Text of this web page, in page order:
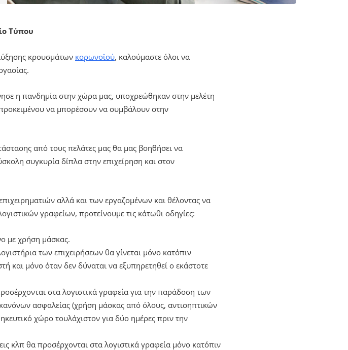
Τύπου
κρουσμάτων κορωνοϊού, καλούμαστε όλοι να
η πανδημία στην χώρα μας, υποχρεώθηκαν στην μελέτη
να μπορέσουν να συμβάλουν στην
από τους πελάτες μας θα μας βοηθήσει να
συγκυρία δίπλα στην επιχείρηση και στον
αλλά και των εργαζομένων και θέλοντας να
γραφείων, προτείνουμε τις κάτωθι οδηγίες:
με χρήση μάσκας.
των επιχειρήσεων θα γίνεται μόνο κατόπιν
και μόνο όταν δεν δύναται να εξυπηρετηθεί ο εκάστοτε
στα λογιστικά γραφεία για την παράδοση των
ασφαλείας (χρήση μάσκας από όλους, αντισηπτικών
χώρο τουλάχιστον για δύο ημέρες πριν την
κλπ θα προσέρχονται στα λογιστικά γραφεία μόνο κατόπιν